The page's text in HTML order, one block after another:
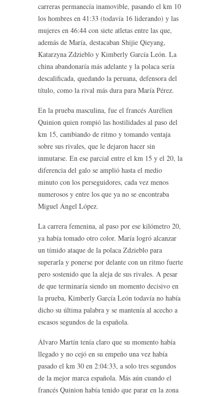
carreras permanecía inamovible, pasando el km 10
los hombres en 41:33 (todavía 16 liderando) y las
mujeres en 46:44 con siete atletas entre las que,
además de María, destacaban Shijie Qieyang,
Katarzyna Zdzieblo y Kimberly García León. La
china abandonaría más adelante y la polaca sería
descalificada, quedando la peruana, defensora del
título, como la rival más dura para María Pérez.
En la prueba masculina, fue el francés Aurélien
Quinion quien rompió las hostilidades al paso del
km 15, cambiando de ritmo y tomando ventaja
sobre sus rivales, que le dejaron hacer sin
inmutarse. En ese parcial entre el km 15 y el 20, la
diferencia del galo se amplió hasta el medio
minuto con los perseguidores, cada vez menos
numerosos y entre los que ya no se encontraba
Miguel Ángel López.
La carrera femenina, al paso por ese kilómetro 20,
ya había tomado otro color. María logró alcanzar
un tímido ataque de la polaca Zdzieblo para
superarla y ponerse por delante con un ritmo fuerte
pero sostenido que la aleja de sus rivales. A pesar
de que terminaría siendo un momento decisivo en
la prueba, Kimberly García León todavía no había
dicho su última palabra y se mantenía al acecho a
escasos segundos de la española.
Álvaro Martín tenía claro que su momento había
llegado y no cejó en su empeño una vez había
pasado el km 30 en 2:04:33, a solo tres segundos
de la mejor marca española. Más aún cuando el
francés Quinion había tenido que parar en la zona